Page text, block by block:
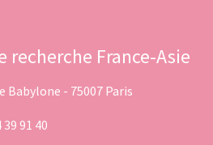
recherche France-Asie
Babylone - 75007 Paris
39 91 40